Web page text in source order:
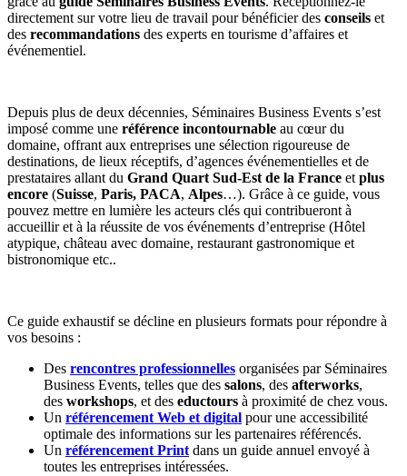
directement sur votre lieu de travail pour bénéficier des conseils et
des recommandations des experts en tourisme d’affaires et
événementiel.
Depuis plus de deux décennies, Séminaires Business Events s’est
imposé comme une référence incontournable au cœur du
domaine, offrant aux entreprises une sélection rigoureuse de
destinations, de lieux réceptifs, d’agences événementielles et de
prestataires allant du Grand Quart Sud-Est de la France et plus
encore (Suisse, Paris, PACA, Alpes…). Grâce à ce guide, vous
pouvez mettre en lumière les acteurs clés qui contribueront à
accueillir et à la réussite de vos événements d’entreprise (Hôtel
atypique, château avec domaine, restaurant gastronomique et
bistronomique etc..
Ce guide exhaustif se décline en plusieurs formats pour répondre à
vos besoins :
Des rencontres professionnelles organisées par Séminaires
Business Events, telles que des salons, des afterworks,
des workshops, et des eductours à proximité de chez vous.
Un référencement Web et digital pour une accessibilité
optimale des informations sur les partenaires référencés.
Un référencement Print dans un guide annuel envoyé à
toutes les entreprises intéressées.